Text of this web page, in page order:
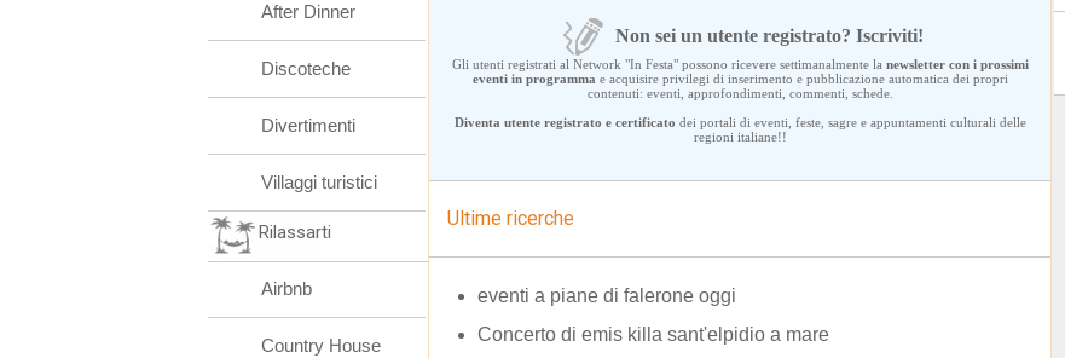
Non sei un utente registrato? Iscriviti!
Gli utenti registrati al Network "In Festa" possono ricevere settimanalmente la newsletter con i prossimi
eventi in programma e acquisire privilegi di inserimento e pubblicazione automatica dei propri
contenuti: eventi, approfondimenti, commenti, schede.
Diventa utente registrato e certificato dei portali di eventi, feste, sagre e appuntamenti culturali delle
regioni italiane!!
Ultime ricerche
eventi a piane di falerone oggi
Concerto di emis killa sant'elpidio a mare
After Dinner
Discoteche
Divertimenti
Villaggi turistici
Rilassarti
Airbnb
Country House